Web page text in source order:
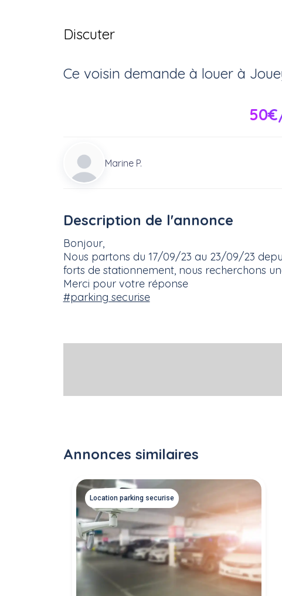
Discuter
Ce voisin demande à louerà
Marine P.
Description de l'annonce
Bonjour,
Nous partons du 17/09/23 au 23/09/23
forts de stationnement, nous recherchons
Merci pour votre réponse
#parking securise
Annonces similaires
Location parking securise